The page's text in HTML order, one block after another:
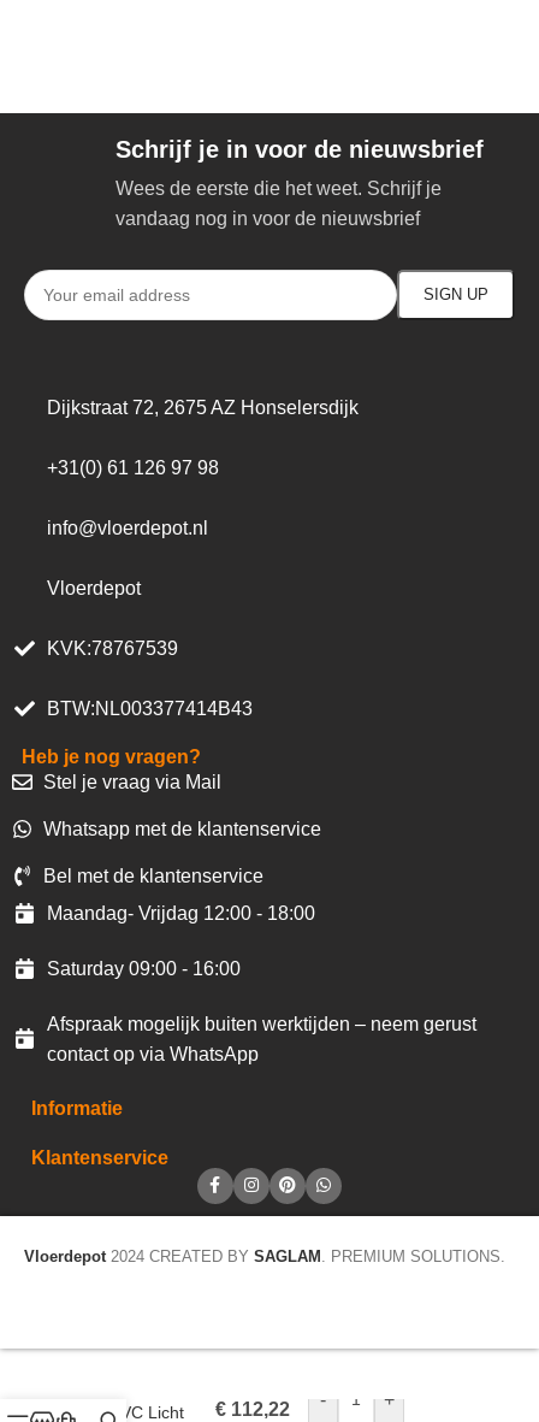
Schrijf je in voor de nieuwsbrief
Wees de eerste die het weet. Schrijf je
vandaag nog in voor de nieuwsbrief
Dijkstraat 72, 2675 AZ Honselersdijk
+31(0) 61 126 97 98
info@vloerdepot.nl
Vloerdepot
KVK:78767539
BTW:NL003377414B43
Heb je nog vragen?
Stel je vraag via Mail
Whatsapp met de klantenservice
Bel met de klantenservice
Maandag- Vrijdag 12:00 - 18:00
Saturday 09:00 - 16:00
Afspraak mogelijk buiten werktijden – neem gerust
contact op via WhatsApp
Informatie
Klantenservice
Vloerdepot 2024 CREATED BY SAGLAM . PREMIUM SOLUTIONS.
Klik PVC Licht
€ 112,22 - +